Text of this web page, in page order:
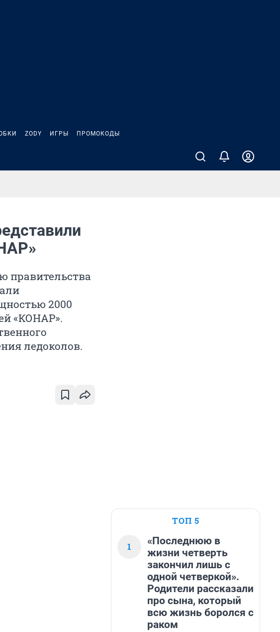
ZODY ИГРЫ ПРОМОКОДЫ
правительства
2000
«КОНАР».
ледоколов.
ТОП 5
1
«Последнюю в
жизни четверть
закончил лишь с
одной четверкой».
Родители рассказали
про сына, который
всю жизнь боролся с
раком